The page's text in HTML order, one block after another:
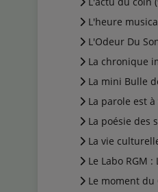
L'heure
L'Odeur Du
La chronique
La mini Bulle
La parole est à
La poésie des
La vie culturelle
Le Labo RGM
Le moment du